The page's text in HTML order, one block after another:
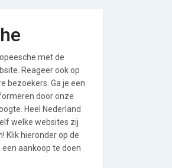
met de
Reageer ook op
bezoekers. Ga je een
door onze
Heel Nederland
welke websites zij
Klik hieronder op de
aankoop te doen